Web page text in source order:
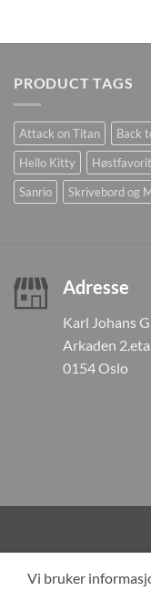
PRODUCT TAGS
Attack on Titan Back
Hello Kitty
Sanrio
Skrivebord og
Adresse
Karl Johans
Arkaden
0154 Oslo
Vi bruker